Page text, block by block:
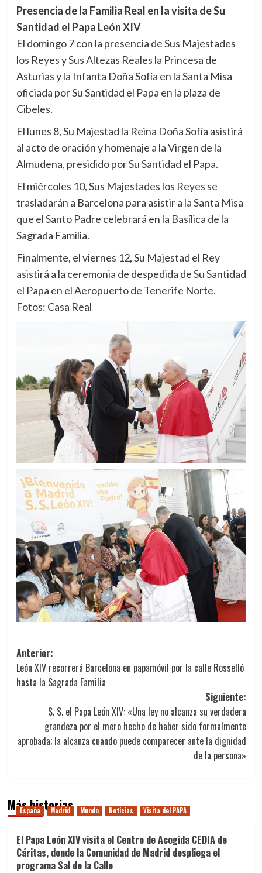
Presencia de la Familia Real en la visita de Su
Santidad el Papa León XIV
El domingo 7 con la presencia de Sus Majestades
los Reyes y Sus Altezas Reales la Princesa de
Asturias y la Infanta Doña Sofía en la Santa Misa
oficiada por Su Santidad el Papa en la plaza de
Cibeles.
El lunes 8, Su Majestad la Reina Doña Sofía asistirá
al acto de oración y homenaje a la Virgen de la
Almudena, presidido por Su Santidad el Papa.
El miércoles 10, Sus Majestades los Reyes se
trasladarán a Barcelona para asistir a la Santa Misa
que el Santo Padre celebrará en la Basílica de la
Sagrada Familia.
Finalmente, el viernes 12, Su Majestad el Rey
asistirá a la ceremonia de despedida de Su Santidad
el Papa en el Aeropuerto de Tenerife Norte.
Fotos: Casa Real
Navegación
de
entradas
Anterior:
León XIV recorrerá Barcelona en papamóvil por la calle Rosselló
hasta la Sagrada Familia
Siguiente:
S. S. el Papa León XIV: «Una ley no alcanza su verdadera
grandeza por el mero hecho de haber sido formalmente
aprobada; la alcanza cuando puede comparecer ante la dignidad
de la persona»
Más historias
España Madrid Mundo Noticias Visita del PAPA
El Papa León XIV visita el Centro de Acogida CEDIA de
Cáritas, donde la Comunidad de Madrid despliega el
programa Sal de la Calle